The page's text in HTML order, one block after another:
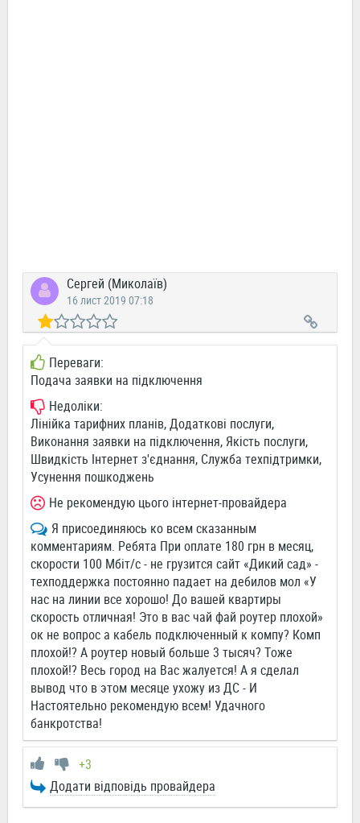
Сергей (Миколаїв)
16 лист 2019 07:18
Переваги:
Подача заявки на підключення
Недоліки:
Лінійка тарифних планів, Додаткові послуги,
Виконання заявки на підключення, Якість послуги,
Швидкість Інтернет з'єднання, Служба техпідтримки,
Усунення пошкоджень
Не рекомендую цього інтернет-провайдера
Я присоединяюсь ко всем сказанным
комментариям. Ребята При оплате 180 грн в месяц,
скорости 100 Мбіт/с - не грузится сайт «Дикий сад» -
техподдержка постоянно падает на дебилов мол «У
нас на линии все хорошо! До вашей квартиры
скорость отличная! Это в вас чай фай роутер плохой»
ок не вопрос а кабель подключенный к компу? Комп
плохой!? А роутер новый больше 3 тысяч? Тоже
плохой!? Весь город на Вас жалуется! А я сделал
вывод что в этом месяце ухожу из ДС - И
Настоятельно рекомендую всем! Удачного
банкротства!
+3
Додати відповідь провайдера